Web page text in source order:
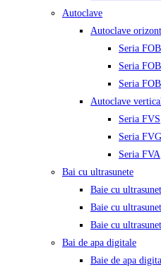
Autoclave
Autoclave
Seria FOB
Seria
Seria
Autoclave
Seria FVS
Seria FVG
Seria FVA
Bai cu ultrasunete
Baie cu
Baie cu
Baie cu
Bai de apa digitale
Baie de apa